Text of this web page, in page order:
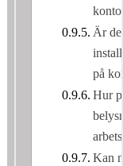
Är
på
Hur
Kan